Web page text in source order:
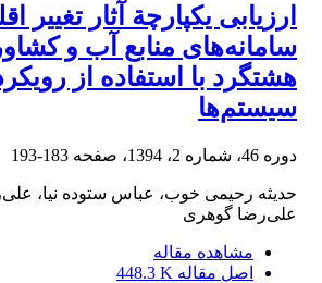
ارزیابی یکپارچة آثار تغییر
سامانه‌های منابع آب و
هشتگرد با استفاده از
سیستم‌ها
دوره 46، شماره 2، 1394، صفحه 183-193
حدیثه رحیمی خوب، عباس ستوده نیا،
علی‌رضا گوهری
مشاهده مقاله
اصل مقاله 448.3 K